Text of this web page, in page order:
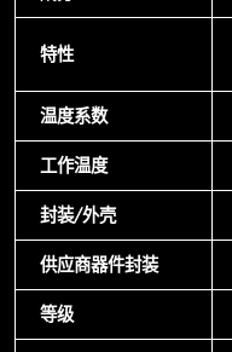
特性
温度系数
工作温度
封装/外壳
供应商器件封装
等级